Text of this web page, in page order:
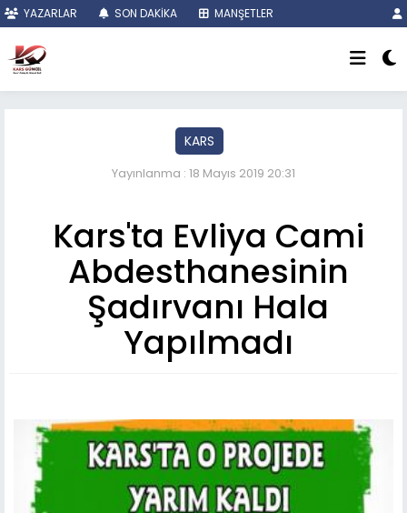
YAZARLAR SON DAKİKA MANŞETLER
KARS
Yayınlanma : 18 Mayıs 2019 20:31
Kars'ta Evliya Cami
Abdesthanesinin
Şadırvanı Hala
Yapılmadı